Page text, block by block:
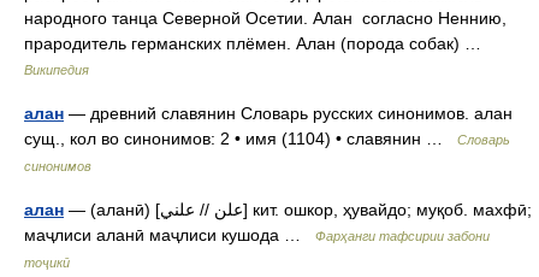
народного танца Северной Осетии. Алан согласно Неннию,
прародитель германских плёмен. Алан (порода собак) …
Википедия
алан — древний славянин Словарь русских синонимов. алан
сущ., кол во синонимов: 2 • имя (1104) • славянин …
Словарь
синонимов
алан — (аланӣ) [علن // علني] кит. ошкор, ҳувайдо; муқоб. махфӣ;
маҷлиси аланӣ маҷлиси кушода …
Фарҳанги тафсирии забони
тоҷикӣ